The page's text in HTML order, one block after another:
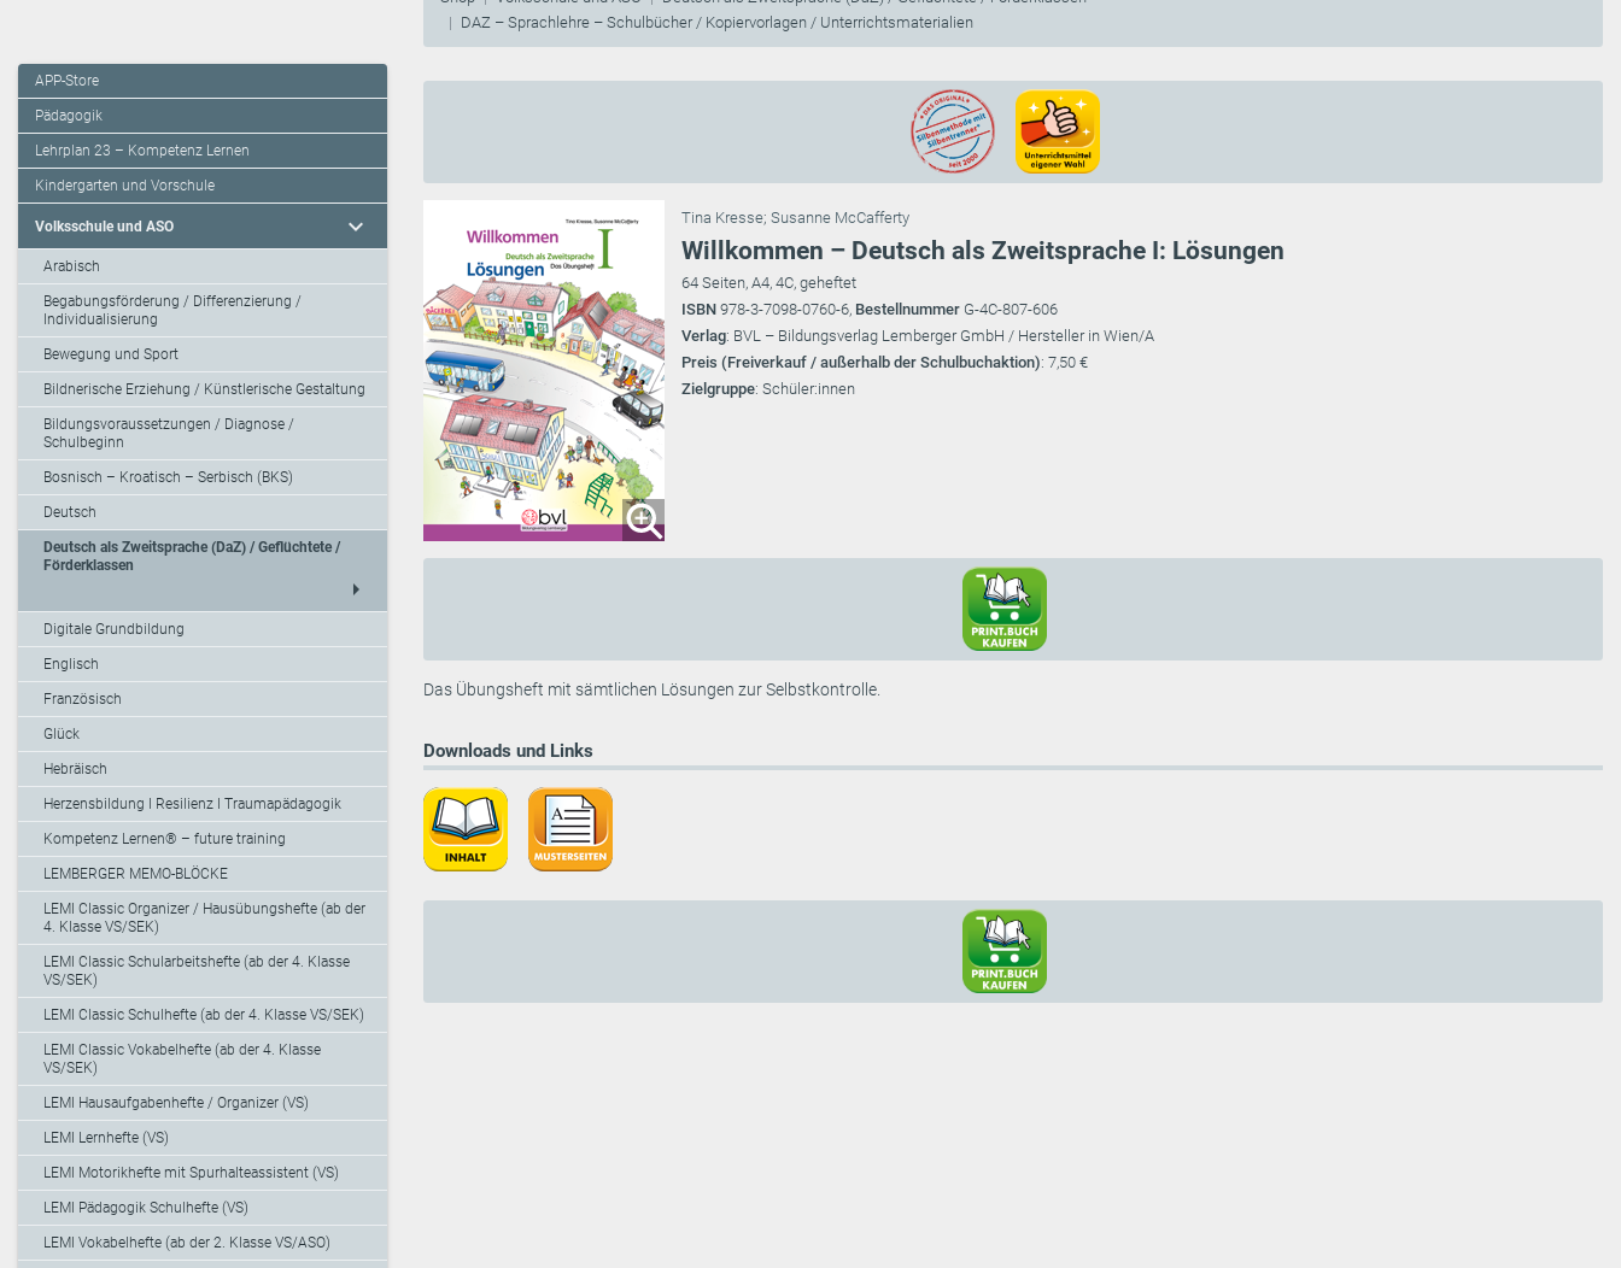
DAZ – Sprachlehre – Schulbücher / Kopiervorlagen / Unterrichtsmaterialien
APP-Store
Pädagogik
Lehrplan 23 – Kompetenz Lernen
Kindergarten und Vorschule
Volksschule und ASO expand_more
Arabisch
Begabungsförderung / Differenzierung /
Individualisierung
Bewegung und Sport
Bildnerische Erziehung / Künstlerische Gestaltung
Bildungsvoraussetzungen / Diagnose /
Schulbeginn
Bosnisch – Kroatisch – Serbisch (BKS)
Deutsch
Deutsch als Zweitsprache (DaZ) / Geflüchtete /
Förderklassen
arrow_right
Digitale Grundbildung
Englisch
Französisch
Glück
Hebräisch
Herzensbildung I Resilienz I Traumapädagogik
Kompetenz Lernen® – future training
LEMBERGER MEMO-BLÖCKE
LEMI Classic Organizer / Hausübungshefte (ab der
4. Klasse VS/SEK)
LEMI Classic Schularbeitshefte (ab der 4. Klasse
VS/SEK)
LEMI Classic Schulhefte (ab der 4. Klasse VS/SEK)
LEMI Classic Vokabelhefte (ab der 4. Klasse
VS/SEK)
LEMI Hausaufgabenhefte / Organizer (VS)
LEMI Lernhefte (VS)
LEMI Motorikhefte mit Spurhalteassistent (VS)
LEMI Pädagogik Schulhefte (VS)
LEMI Vokabelhefte (ab der 2. Klasse VS/ASO)
Tina Kresse; Susanne McCafferty
Willkommen – Deutsch als Zweitsprache I: Lösungen
64 Seiten, A4, 4C, geheftet
ISBN 978-3-7098-0760-6, Bestellnummer G-4C-807-606
Verlag: BVL – Bildungsverlag Lemberger GmbH / Hersteller in Wien/A
Preis (Freiverkauf / außerhalb der Schulbuchaktion): 7,50 €
Zielgruppe: Schüler:innen
Das Übungsheft mit sämtlichen Lösungen zur Selbstkontrolle.
Downloads und Links